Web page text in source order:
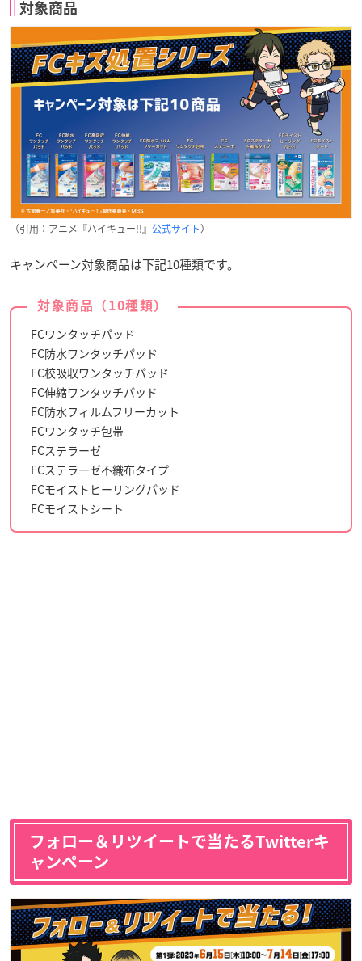
対象商品
（引用：アニメ『ハイキュー!!』 公式サイト）
キャンペーン対象商品は下記10種類です。
対象商品（10種類）
FCワンタッチパッド
FC防水ワンタッチパッド
FC校吸収ワンタッチパッド
FC伸縮ワンタッチパッド
FC防水フィルムフリーカット
FCワンタッチ包帯
FCステラーゼ
FCステラーゼ不織布タイプ
FCモイストヒーリングパッド
FCモイストシート
フォロー＆リツイートで当たるTwitterキ
ャンペーン